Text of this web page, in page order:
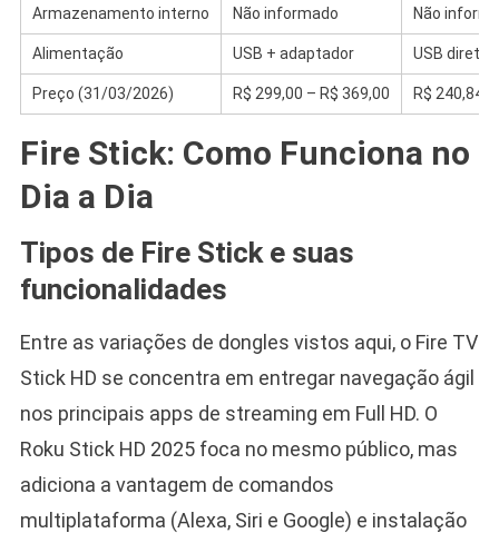
Armazenamento interno Não informado Não
Alimentação USB + adaptador USB direto
Preço (31/03/2026) R$ 299,00 – R$ 369,00 R$ 240,84
Fire Stick: Como Funciona no
Dia a Dia
Tipos de Fire Stick e suas
funcionalidades
Entre as variações de dongles vistos aqui, o Fire TV
Stick HD se concentra em entregar navegação ágil
nos principais apps de streaming em Full HD. O
Roku Stick HD 2025 foca no mesmo público, mas
adiciona a vantagem de comandos
multiplataforma (Alexa, Siri e Google) e instalação